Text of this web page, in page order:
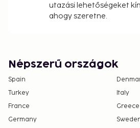
utazási lehetőségeket
ahogy szeretne.
Népszerű országok
Spain
Turkey
Italy
France
Greece
Germany